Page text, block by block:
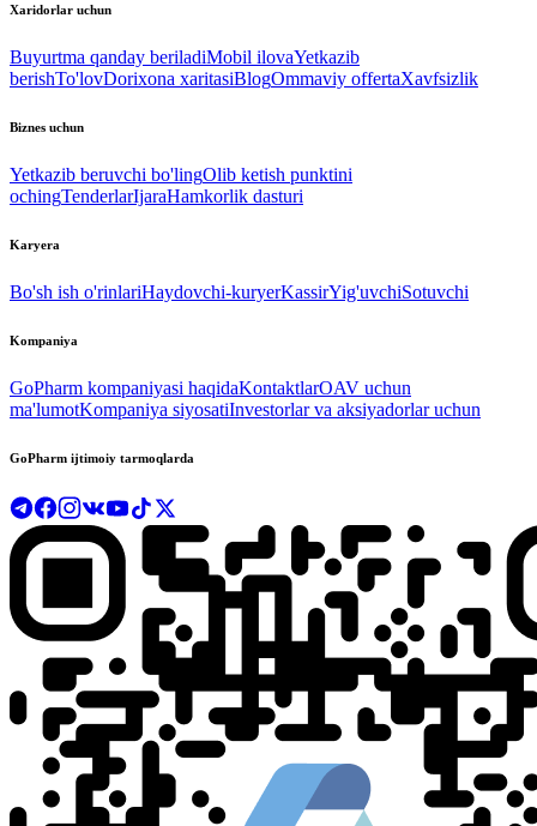
Xaridorlar uchun
Buyurtma qanday beriladiMobil ilovaYetkazib
berishTo'lovDorixona xaritasiBlogOmmaviy offertaXavfsizlik
Biznes uchun
Yetkazib beruvchi bo'lingOlib ketish punktini
ochingTenderlarIjaraHamkorlik dasturi
Karyera
Bo'sh ish o'rinlariHaydovchi-kuryerKassirYig'uvchiSotuvchi
Kompaniya
GoPharm kompaniyasi haqidaKontaktlarOAV uchun
ma'lumotKompaniya siyosatiInvestorlar va aksiyadorlar uchun
GoPharm ijtimoiy tarmoqlarda